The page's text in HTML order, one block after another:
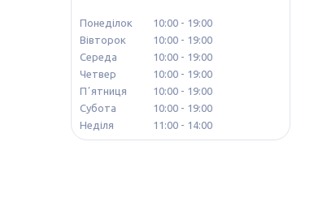
Понеділок 10:00
19:00
Вівторок
10:00
19:00
Середа
10:00
19:00
Четвер
10:00
19:00
Пʼятниця
10:00
19:00
Субота
10:00
19:00
Неділя
11:00 14:00